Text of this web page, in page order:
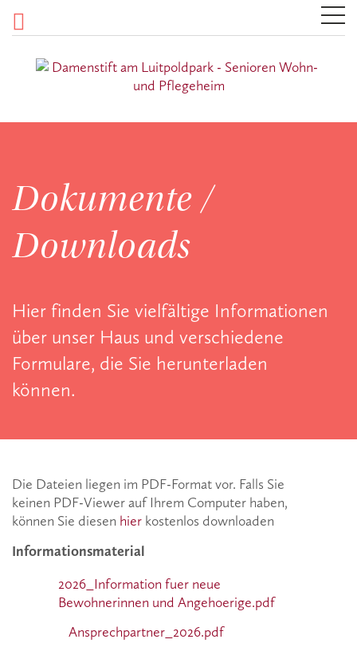
Dokumente /
Downloads
Hier finden Sie vielfältige Informationen
über unser Haus und verschiedene
Formulare, die Sie herunterladen
können.
Die Dateien liegen im PDF-Format vor. Falls Sie
keinen PDF-Viewer auf Ihrem Computer haben,
können Sie diesen hier kostenlos downloaden
Informationsmaterial
2026_Information fuer neue
Bewohnerinnen und Angehoerige.pdf
Ansprechpartner_2026.pdf